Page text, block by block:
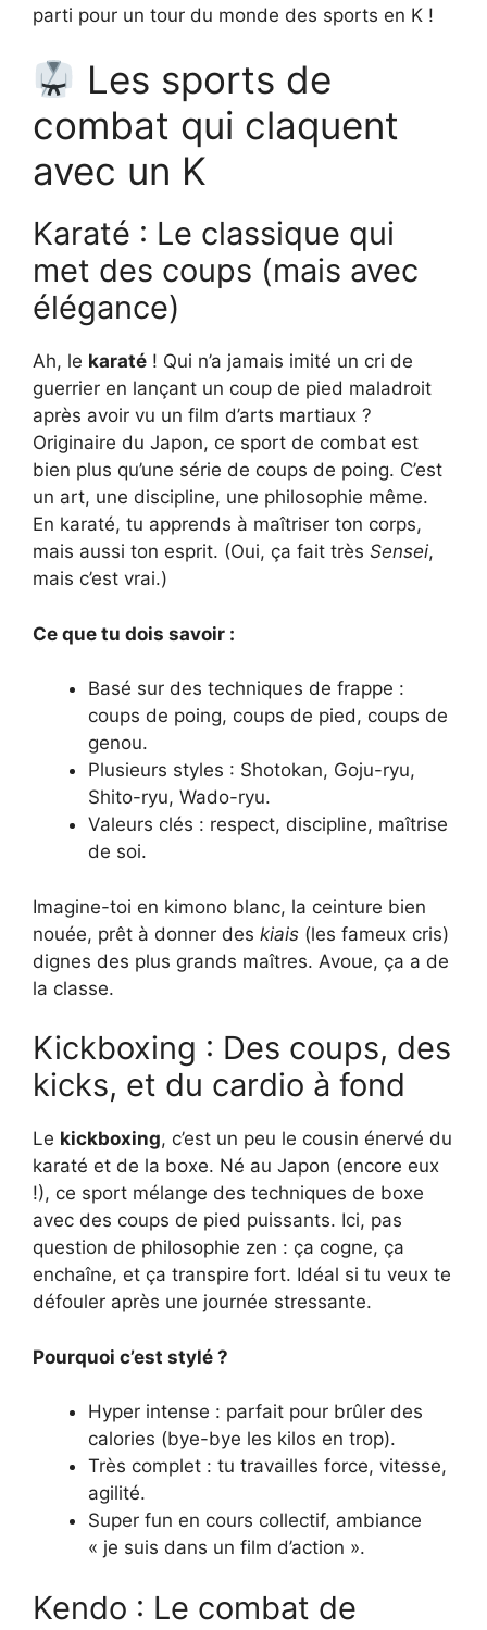
parti pour un tour du monde des sports en K !
Les sports de
combat qui claquent
avec un K
Karaté : Le classique qui
met des coups (mais avec
élégance)
Ah, le karaté ! Qui n’a jamais imité un cri de
guerrier en lançant un coup de pied maladroit
après avoir vu un film d’arts martiaux ?
Originaire du Japon, ce sport de combat est
bien plus qu’une série de coups de poing. C’est
un art, une discipline, une philosophie même.
En karaté, tu apprends à maîtriser ton corps,
mais aussi ton esprit. (Oui, ça fait très Sensei,
mais c’est vrai.)
Ce que tu dois savoir :
Basé sur des techniques de frappe :
coups de poing, coups de pied, coups de
genou.
Plusieurs styles : Shotokan, Goju-ryu,
Shito-ryu, Wado-ryu.
Valeurs clés : respect, discipline, maîtrise
de soi.
Imagine-toi en kimono blanc, la ceinture bien
nouée, prêt à donner des kiais (les fameux cris)
dignes des plus grands maîtres. Avoue, ça a de
la classe.
Kickboxing : Des coups, des
kicks, et du cardio à fond
Le kickboxing, c’est un peu le cousin énervé du
karaté et de la boxe. Né au Japon (encore eux
!), ce sport mélange des techniques de boxe
avec des coups de pied puissants. Ici, pas
question de philosophie zen : ça cogne, ça
enchaîne, et ça transpire fort. Idéal si tu veux te
défouler après une journée stressante.
Pourquoi c’est stylé ?
Hyper intense : parfait pour brûler des
calories (bye-bye les kilos en trop).
Très complet : tu travailles force, vitesse,
agilité.
Super fun en cours collectif, ambiance
« je suis dans un film d’action ».
Kendo : Le combat de